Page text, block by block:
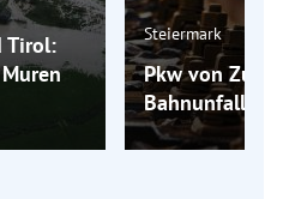
Tirol:
Steiermark
Pkw von Zug
Bahnunfall